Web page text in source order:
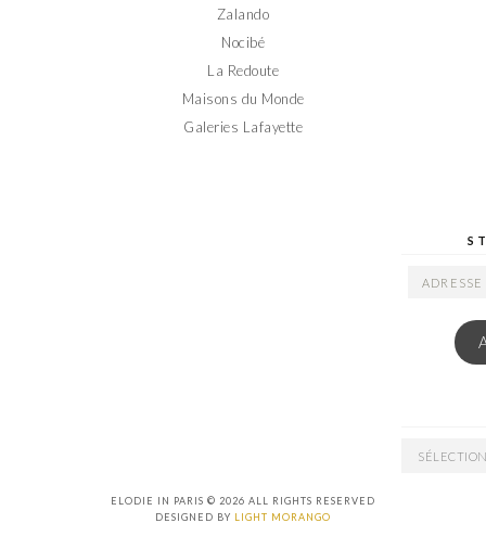
Zalando
Nocibé
La Redoute
Maisons du Monde
Galeries Lafayette
ADRESSE
ARCHIVES
ELODIE IN PARIS © 2026 ALL RIGHTS RESERVED
DESIGNED BY LIGHT MORANGO